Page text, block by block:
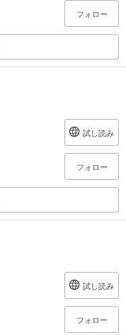
フォロー
試し読み
フォロー
試し読み
フォロー